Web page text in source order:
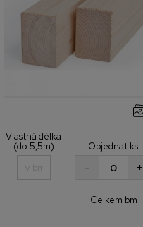
Vlastná délka
(do 5,5m)
Objednat ks
+
-
Celkem bm